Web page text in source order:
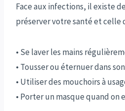
Face aux infections, il existe
préserver votre santé et celle
• Se laver les mains
• Tousser ou éternuer dans
• Utiliser des mouchoirs à
• Porter un masque quand on